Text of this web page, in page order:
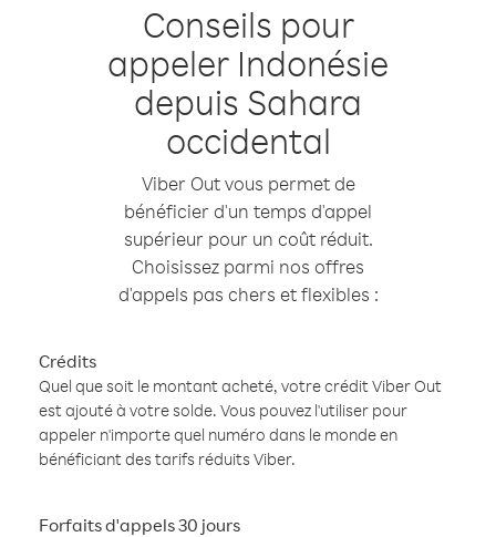
Conseils pour
appeler Indonésie
depuis Sahara
occidental
Viber Out vous permet de
bénéficier d'un temps d'appel
supérieur pour un coût réduit.
Choisissez parmi nos offres
d'appels pas chers et flexibles :
Crédits
Quel que soit le montant acheté, votre crédit Viber Out
est ajouté à votre solde. Vous pouvez l'utiliser pour
appeler n'importe quel numéro dans le monde en
bénéficiant des tarifs réduits Viber.
Forfaits d'appels 30 jours